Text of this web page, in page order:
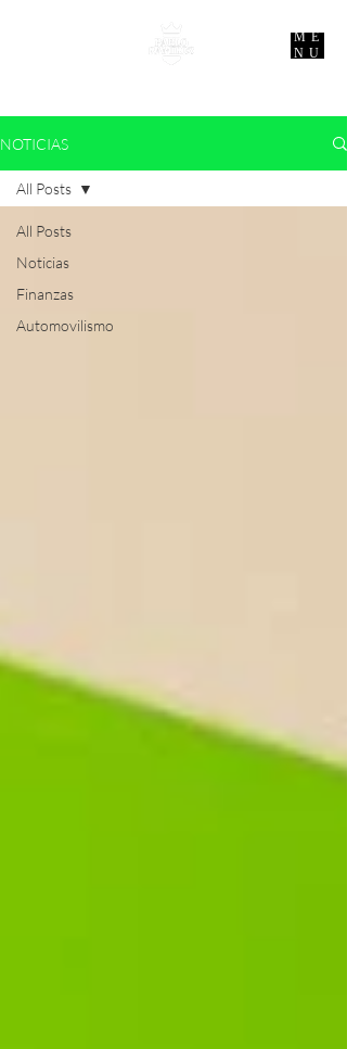
ME
NU
NOTICIAS
All Posts
Noticias
Finanzas
Automovilismo
All Posts